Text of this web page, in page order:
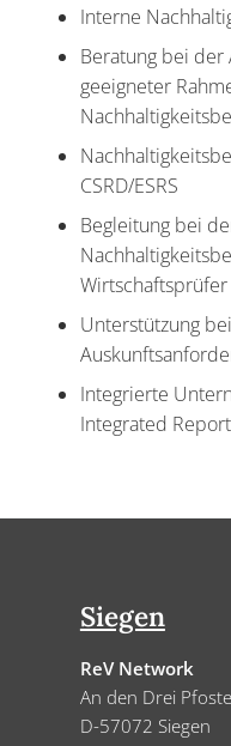
Interne
Beratung bei der
geeigneter
CSRD/ESRS
Begleitung bei
Wirtschaftsprüfer
Unterstützung
Integrierte
Integrated
Siegen
ReV Network
An den Drei
D-57072 Siegen